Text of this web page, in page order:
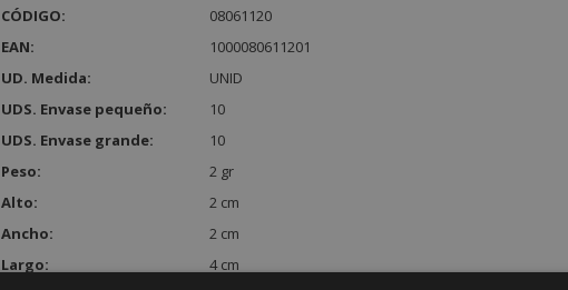
CÓDIGO:
08061120
EAN:
1000080611201
UD. Medida:
UNID
UDS. Envase pequeño:
10
UDS. Envase grande:
10
Peso:
2 gr
Alto:
2 cm
Ancho:
2 cm
Largo:
4 cm